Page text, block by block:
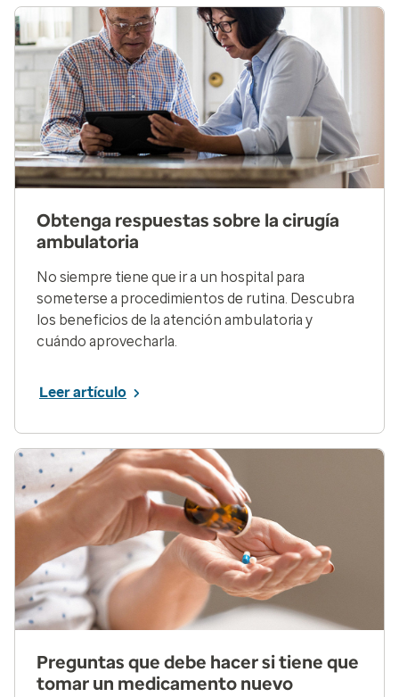
Obtenga respuestas sobre la cirugía
ambulatoria
No siempre tiene que ir a un hospital para
someterse a procedimientos de rutina. Descubra
los beneficios de la atención ambulatoria y
cuándo aprovecharla.
Leer artículo
Preguntas que debe hacer si tiene que
tomar un medicamento nuevo